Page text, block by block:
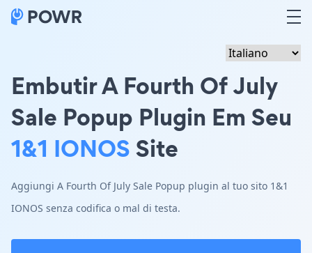
Embutir A Fourth Of July
Sale Popup Plugin Em Seu
1&1 IONOSSite
Aggiungi A Fourth Of July Sale Popup plugin al tuo sito 1&1
IONOS senza codifica o mal di testa.